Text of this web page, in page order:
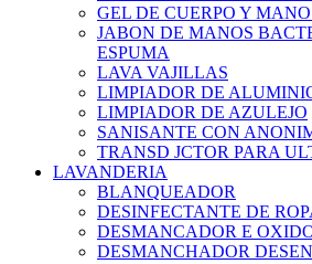
GEL DE CUERPO Y
JABON DE MANOS
ESPUMA
LAVA VAJILLAS
LIMPIADOR DE
LIMPIADOR DE AZULEJO
SANISANTE CON
TRANSD JCTOR PARA
LAVANDERIA
BLANQUEADOR
DESINFECTANTE DE
DESMANCADOR E
DESMANCHADOR